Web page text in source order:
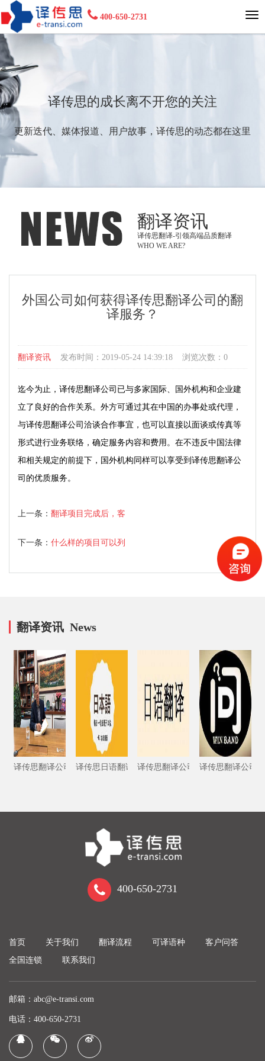
400-650-2731
译传思的成长离不开您的关注
更新迭代、媒体报道、用户故事，译传思的动态都在这里
翻译资讯
译传思翻译-引领高端品质翻译
WHO WE ARE?
外国公司如何获得译传思翻译公司的翻
译服务？
翻译资讯 发布时间：2019-05-24 14:39:18 浏览次数：0
迄今为止，译传思翻译公司已与多家国际、国外机构和企业建
立了良好的合作关系。外方可通过其在中国的办事处或代理，
与译传思翻译公司洽谈合作事宜，也可以直接以面谈或传真等
形式进行业务联络，确定服务内容和费用。在不违反中国法律
和相关规定的前提下，国外机构同样可以享受到译传思翻译公
司的优质服务。
上一条： 翻译项目完成后，客
下一条： 什么样的项目可以列
翻译资讯 News
译传思翻译公司：翻译+AI能给翻译行业带来什么?（下）
译传思日语翻译公司译传思翻译公司告诉您：日语翻译
译传思翻译公司
400-650-2731
首页 关于我们 翻译流程 可译语种
客户问答
全国连锁
联系我们
邮箱：abc@e-transi.com
电话：400-650-2731